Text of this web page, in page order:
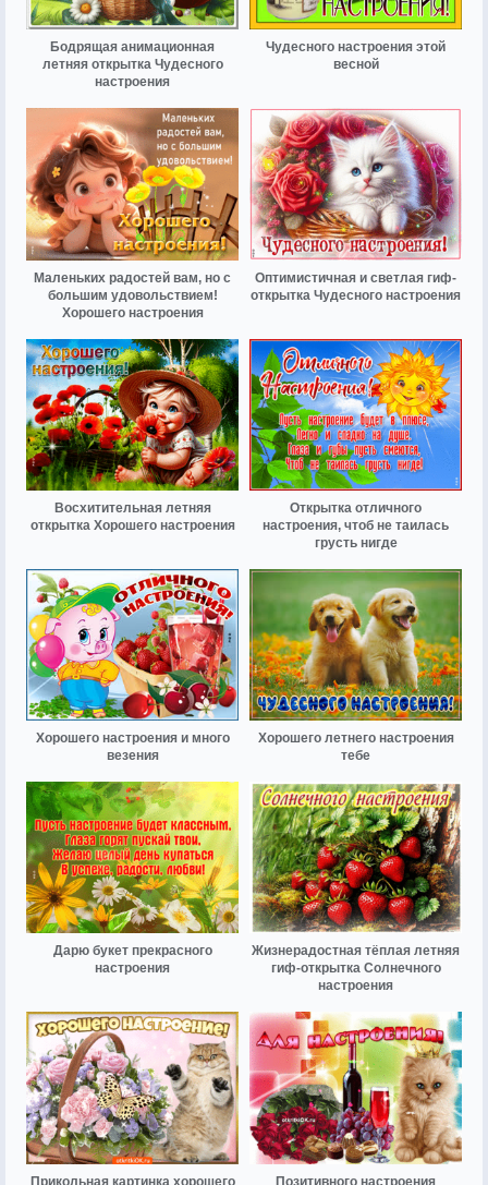
Бодрящая анимационная
летняя открытка Чудесного
настроения
Чудесного настроения этой
весной
Маленьких радостей вам, но с
большим удовольствием!
Хорошего настроения
Оптимистичная и светлая гиф-
открытка Чудесного настроения
Восхитительная летняя
открытка Хорошего настроения
Открытка отличного
настроения, чтоб не таилась
грусть нигде
Хорошего настроения и много
везения
Хорошего летнего настроения
тебе
Дарю букет прекрасного
настроения
Жизнерадостная тёплая летняя
гиф-открытка Солнечного
настроения
Прикольная картинка хорошего Позитивного настроения